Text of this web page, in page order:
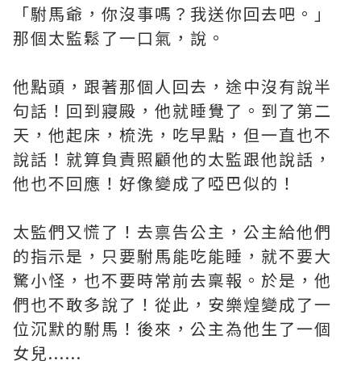
「駙馬爺，你沒事嗎？我送你回去吧。」
那個太監鬆了一口氣，說。
他點頭，跟著那個人回去，途中沒有說半
句話！回到寢殿，他就睡覺了。到了第二
天，他起床，梳洗，吃早點，但一直也不
說話！就算負責照顧他的太監跟他說話，
他也不回應！好像變成了啞巴似的！
太監們又慌了！去禀告公主，公主給他們
的指示是，只要駙馬能吃能睡，就不要大
驚小怪，也不要時常前去稟報。於是，他
們也不敢多說了！從此，安樂煌變成了一
位沉默的駙馬！後來，公主為他生了一個
女兒......